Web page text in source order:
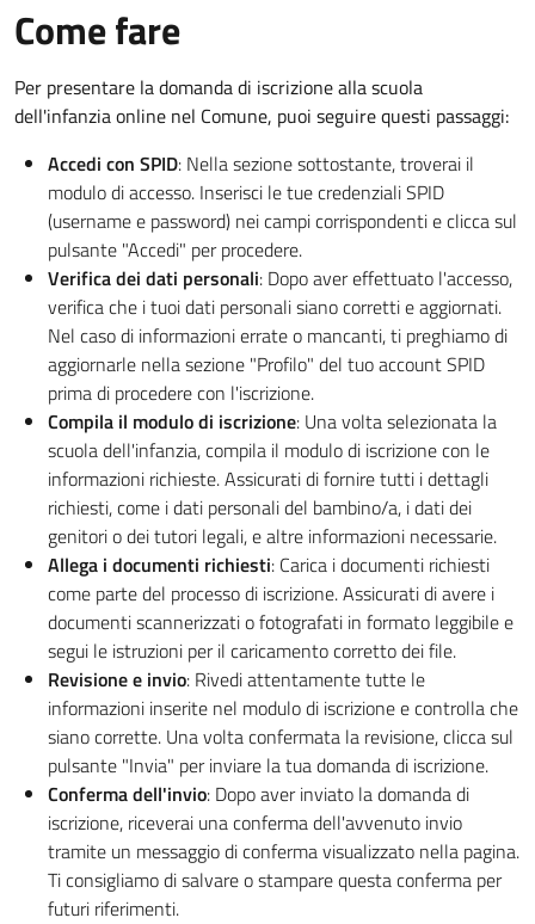
Come fare
Per presentare la domanda di iscrizione alla scuola
dell'infanzia online nel Comune, puoi seguire questi passaggi:
Accedi con SPID: Nella sezione sottostante, troverai il
modulo di accesso. Inserisci le tue credenziali SPID
(username e password) nei campi corrispondenti e clicca sul
pulsante "Accedi" per procedere.
Verifica dei dati personali: Dopo aver effettuato l'accesso,
verifica che i tuoi dati personali siano corretti e aggiornati.
Nel caso di informazioni errate o mancanti, ti preghiamo di
aggiornarle nella sezione "Profilo" del tuo account SPID
prima di procedere con l'iscrizione.
Compila il modulo di iscrizione: Una volta selezionata la
scuola dell'infanzia, compila il modulo di iscrizione con le
informazioni richieste. Assicurati di fornire tutti i dettagli
richiesti, come i dati personali del bambino/a, i dati dei
genitori o dei tutori legali, e altre informazioni necessarie.
Allega i documenti richiesti: Carica i documenti richiesti
come parte del processo di iscrizione. Assicurati di avere i
documenti scannerizzati o fotografati in formato leggibile e
segui le istruzioni per il caricamento corretto dei file.
Revisione e invio: Rivedi attentamente tutte le
informazioni inserite nel modulo di iscrizione e controlla che
siano corrette. Una volta confermata la revisione, clicca sul
pulsante "Invia" per inviare la tua domanda di iscrizione.
Conferma dell'invio: Dopo aver inviato la domanda di
iscrizione, riceverai una conferma dell'avvenuto invio
tramite un messaggio di conferma visualizzato nella pagina.
Ti consigliamo di salvare o stampare questa conferma per
futuri riferimenti.